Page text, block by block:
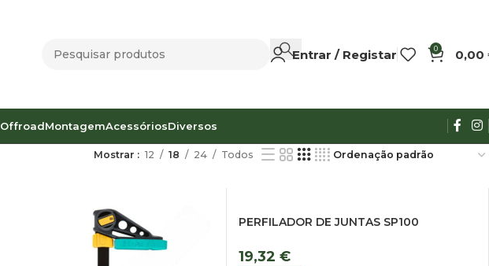
Entrar / Registar 0 0,00
OffroadMontagemAcessóriosDiversos
Mostrar 12 18 24 Todos
PERFILADOR DE JUNTAS SP100
19,32 €